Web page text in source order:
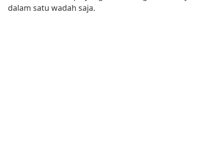
dalam satu wadah saja.